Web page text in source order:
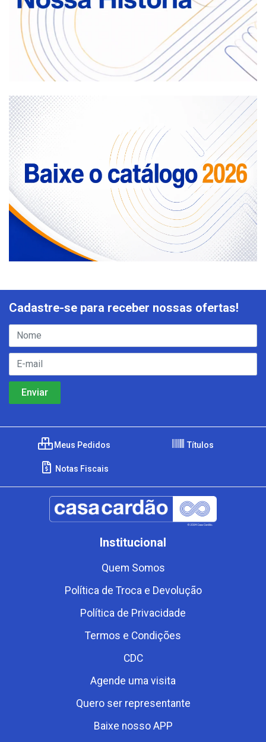
Cadastre-se para receber nossas ofertas!
Meus Pedidos Títulos
Notas Fiscais
Institucional
Quem Somos
Política de Troca e Devolução
Política de Privacidade
Termos e Condições
CDC
Agende uma visita
Quero ser representante
Baixe nosso APP